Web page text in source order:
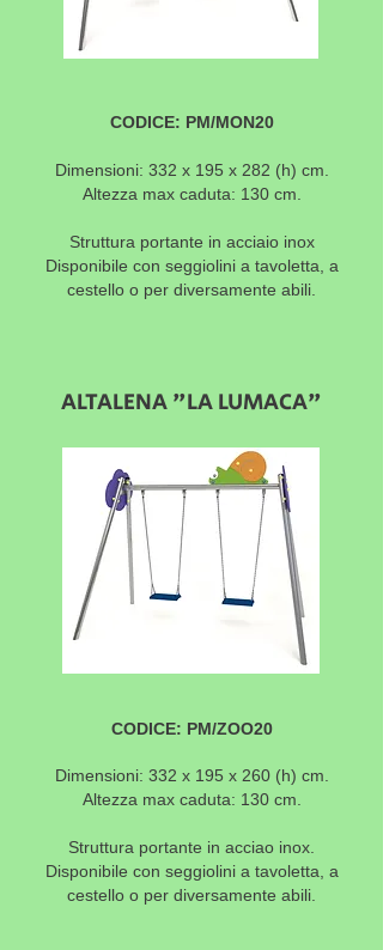
CODICE: PM/MON20
Dimensioni: 332 x 195 x 282 (h) cm.
Altezza max caduta: 130 cm.
Struttura portante in acciaio inox
Disponibile con seggiolini a tavoletta, a
cestello o per diversamente abili.
ALTALENA "LA LUMACA"
CODICE: PM/ZOO20
Dimensioni: 332 x 195 x 260(h) cm.
Altezza max caduta: 130 cm.
Struttura portante in acciao inox.
Disponibile con seggiolini a tavoletta, a
cestello o per diversamente abili.